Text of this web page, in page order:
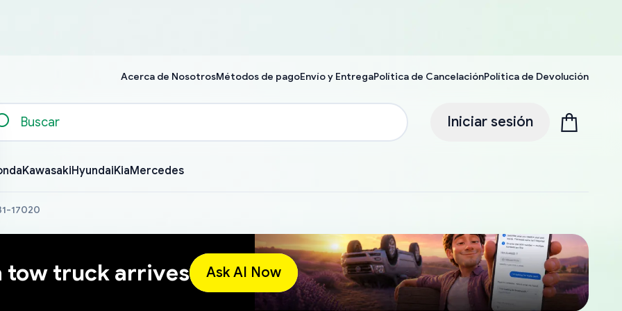
Acerca de NosotrosMétodos de pagoEnvío y EntregaPolítica de CancelaciónPolítica de Devolución
Iniciar sesión
KawasakiHyundaiKiaMercedes
17020
tow truck arrives Ask AI Now